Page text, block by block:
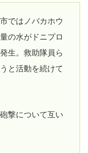
ではノバカホウ
の水がドニプロ
生。救助隊員ら
と活動を続けて
撃について互い